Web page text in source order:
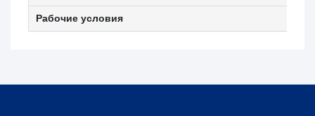
Рабочие условия